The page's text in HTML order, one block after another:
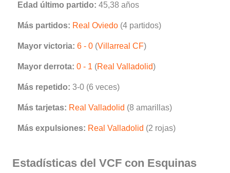
Edad último partido: 45,38 años
Más partidos: Real Oviedo (4 partidos)
Mayor victoria: 6 - 0 (Villarreal CF)
Mayor derrota: 0 - 1 (Real Valladolid)
Más repetido: 3-0 (6 veces)
Más tarjetas: Real Valladolid (8 amarillas)
Más expulsiones: Real Valladolid (2 rojas)
Estadísticas del VCF con Esquinas